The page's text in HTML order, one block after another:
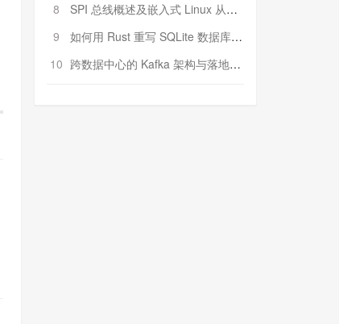
8
SPI 总线概述及嵌入式 Linux 从属 SPI 设备驱动程序开发（第二部分，实践）
9
如何用 Rust 重写 SQLite 数据库（二）:是否有市场空间？
10 跨数据中心的 Kafka 架构与落地实战